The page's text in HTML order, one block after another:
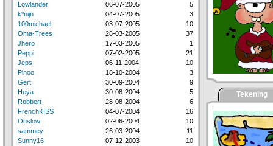
Lowlander
06-07-2005
5
k*nijn
04-07-2005
3
100michael
03-07-2005
10
Oma-Trees
28-03-2005
37
Jhero
17-03-2005
1
Peppi
07-02-2005
21
Jeps
06-11-2004
10
Pinoo
18-10-2004
3
Gert
30-09-2004
9
Heya
30-08-2004
5
Robbert
28-08-2004
6
FrenchKISS
04-07-2004
16
Onslow
02-06-2004
10
sammey
26-03-2004
11
Sunny16
07-12-2003
10
Tekening